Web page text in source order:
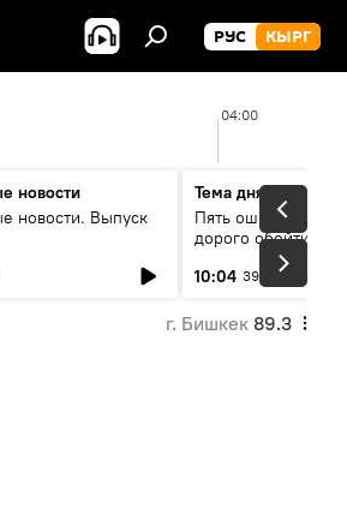
РУС КЫРГ
04:00
новости
новости. Выпуск
Тема дня
Пять ошибок
дорого обойтись
10:04 39 мин
г. Бишкек 89.3